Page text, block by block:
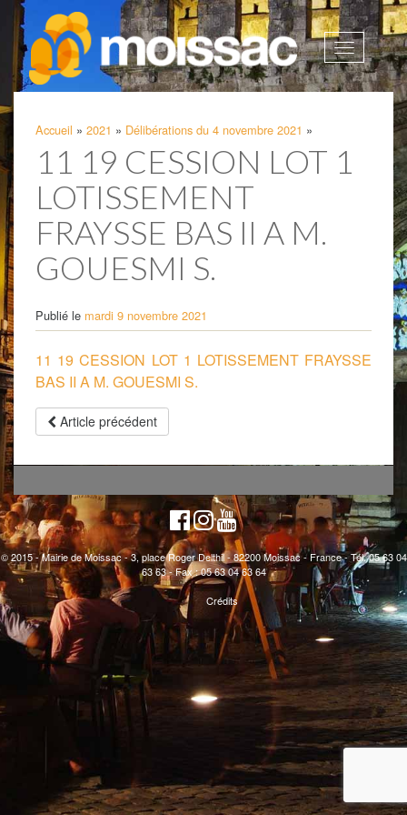
Afficher
la
Accueil » 2021 » Délibérations du 4 novembre 2021 »
11 19 CESSION LOT 1
LOTISSEMENT
FRAYSSE BAS II A M.
GOUESMI S.
Publié le mardi 9 novembre 2021
11 19 CESSION LOT 1 LOTISSEMENT FRAYSSE
BAS II A M. GOUESMI S.
Article précédent
© 2015 - Mairie de Moissac - 3, place Roger Delthil - 82200 Moissac - France - Tél. 05 63 04
63 63 - Fax : 05 63 04 63 64
Crédits